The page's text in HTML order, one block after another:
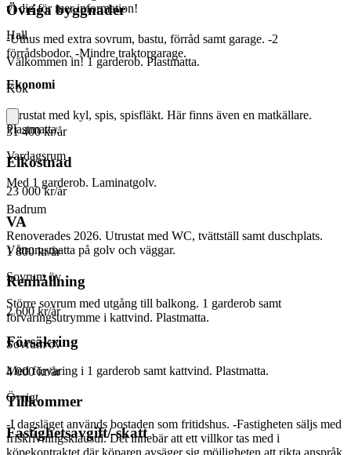
vi dig för mer information!
Hall
Välkommen in! 1 garderob. Plastmatta.
Kök
Utrustat med kyl, spis, spisfläkt. Här finns även en matkällare.
Plastmatta.
Vardagsrum
Med 1 garderob. Laminatgolv.
Badrum
Renoverades 2026. Utrustat med WC, tvättställ samt duschplats.
Våtrumsmatta på golv och väggar.
Sovrum öv
Större sovrum med utgång till balkong. 1 garderob samt
förvaringsutrymme i kattvind. Plastmatta.
Sovrum öv
Med förvaring i 1 garderob samt kattvind. Plastmatta.
Övrigt
-I dagsläget används bostaden som fritidshus. -Fastigheten säljs med
friskrivningsklausul. Det innebär att ett villkor tas med i
köpekontraktet där köparen avsäger sig möjligheten att rikta anspråk
Övriga byggnader
-Uthus med extra sovrum, bastu, förråd samt garage. -2
förrådsbodor. -Mindre traktorgarage.
Ekonomi
31 400 kr/år
Elkostnad
23 000 kr/år
VA
1 800 kr/år
Renhållning
2 600 kr/år
Försäkring
4 000 kr/år
Tillkommer
Fastighetsavgift/-skatt